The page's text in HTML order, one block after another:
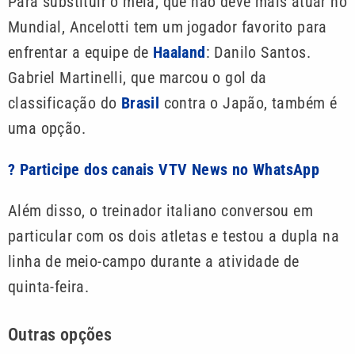
Mundial, Ancelotti tem um jogador favorito para
enfrentar a equipe de Haaland: Danilo Santos.
Gabriel Martinelli, que marcou o gol da
classificação do Brasil contra o Japão, também é
uma opção.
? Participe dos canais VTV News no WhatsApp
Além disso, o treinador italiano conversou em
particular com os dois atletas e testou a dupla na
linha de meio-campo durante a atividade de
quinta-feira.
Outras opções